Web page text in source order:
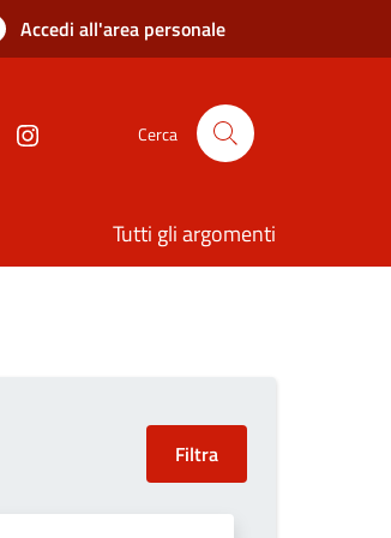
Accedi all'area personale
Cerca
Tutti gli argomenti